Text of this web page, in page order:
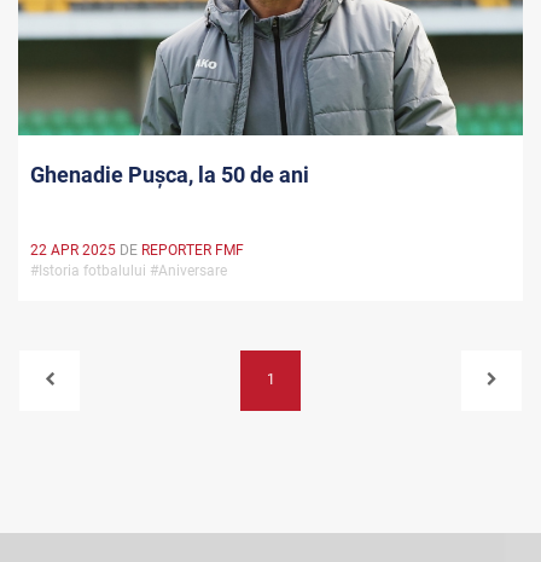
Ghenadie Pușca, la 50 de ani
22 APR 2025 DE REPORTER FMF
#Istoria fotbalului #Aniversare
1